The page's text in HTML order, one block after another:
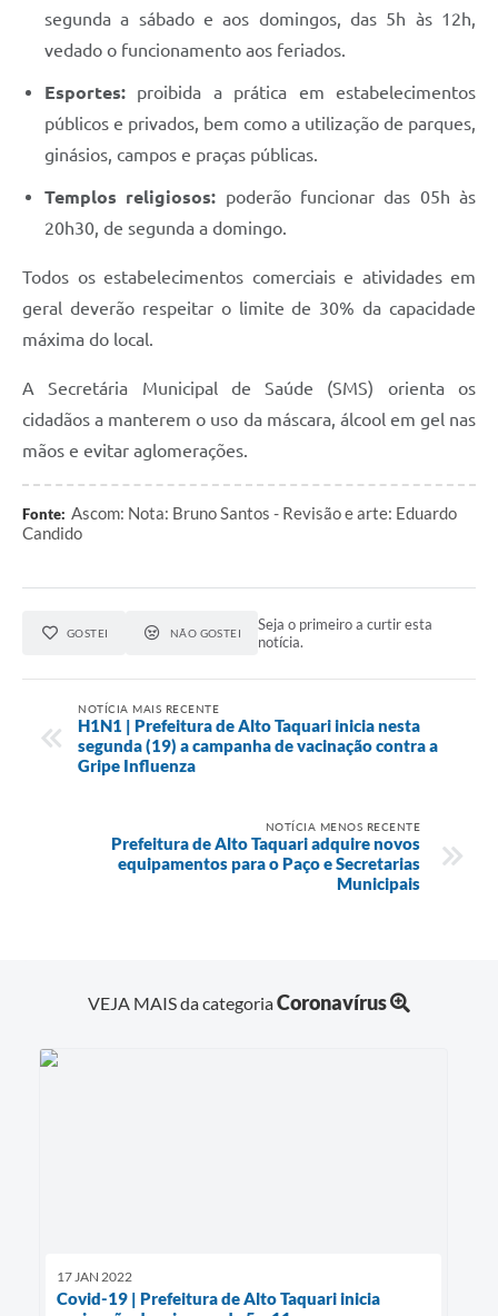
segunda a sábado e aos domingos, das 5h às 12h,
vedado o funcionamento aos feriados.
Esportes: proibida a prática em estabelecimentos
públicos e privados, bem como a utilização de parques,
ginásios, campos e praças públicas.
Templos religiosos: poderão funcionar das 05h às
20h30, de segunda a domingo.
Todos os estabelecimentos comerciais e atividades em
geral deverão respeitar o limite de 30% da capacidade
máxima do local.
A Secretária Municipal de Saúde (SMS) orienta os
cidadãos a manterem o uso da máscara, álcool em gel nas
mãos e evitar aglomerações.
Fonte: Ascom: Nota: Bruno Santos - Revisão e arte: Eduardo
Candido
GOSTEI NÃO GOSTEI
Seja o primeiro a curtir esta
notícia.
NOTÍCIA MAIS RECENTE
H1N1 | Prefeitura de Alto Taquari inicia nesta
segunda (19) a campanha de vacinação contra a
Gripe Influenza
NOTÍCIA MENOS RECENTE
Prefeitura de Alto Taquari adquire novos
equipamentos para o Paço e Secretarias
Municipais
VEJA MAIS da categoriaCoronavírus
17 JAN 2022
Covid-19 | Prefeitura de Alto Taquari inicia